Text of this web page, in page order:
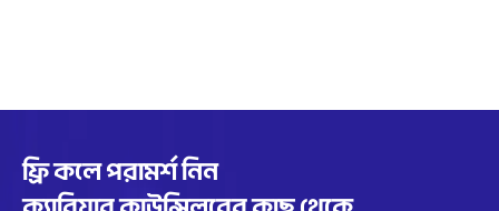
ফ্রি কলে পরামর্শ নিন